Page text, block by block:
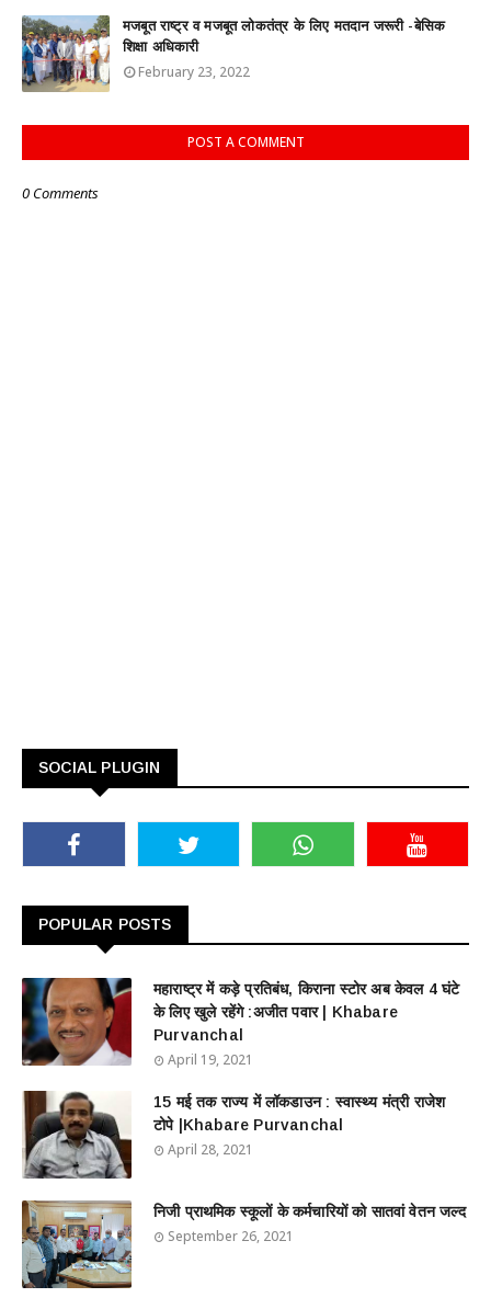
मजबूत राष्ट्र व मजबूत लोकतंत्र के लिए मतदान जरूरी -बेसिक
शिक्षा अधिकारी
February 23, 2022
POST A COMMENT
0 Comments
SOCIAL PLUGIN
POPULAR POSTS
महाराष्ट्र में कड़े प्रतिबंध, किराना स्टोर अब केवल 4 घंटे
के लिए खुले रहेंगे :अजीत पवार | Khabare
Purvanchal
April 19, 2021
15 मई तक राज्य में लॉकडाउन : स्वास्थ्य मंत्री राजेश
टोपे |Khabare Purvanchal
April 28, 2021
निजी प्राथमिक स्कूलों के कर्मचारियों को सातवां वेतन जल्द
September 26, 2021